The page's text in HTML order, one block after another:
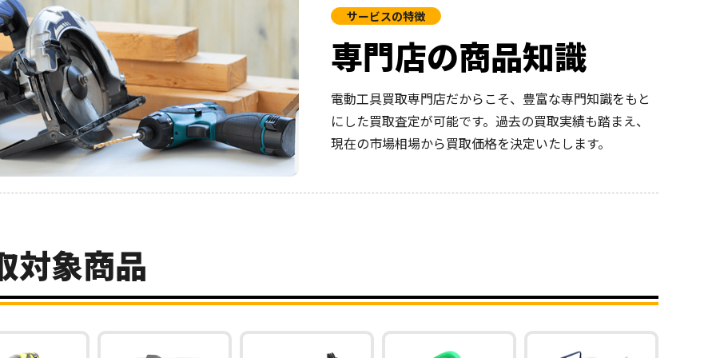
サービスの特徴
専門店の商品知識
電動工具買取専門店だからこそ、豊富な専門知識をもと
にした買取査定が可能です。過去の買取実績も踏まえ、
現在の市場相場から買取価格を決定いたします。
対象商品